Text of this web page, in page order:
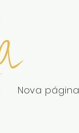
Nova página